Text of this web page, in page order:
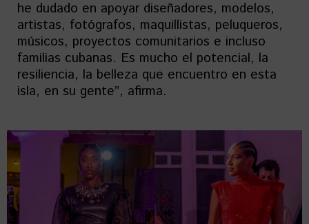
he dudado en apoyar diseñadores, modelos,
artistas, fotógrafos, maquillistas, peluqueros,
músicos, proyectos comunitarios e incluso
familias cubanas. Es mucho el potencial, la
resiliencia, la belleza que encuentro en esta
isla, en su gente”, afirma.